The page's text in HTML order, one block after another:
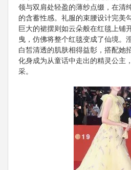
领与双肩处轻盈的薄纱点缀，在清
的含蓄性感。礼服的束腰设计完美
巨大的裙摆则如云朵般在红毯上铺
曳，仿佛将整个红毯变成了仙境。
白皙清透的肌肤相得益彰，搭配她
化身成为从童话中走出的精灵公主
采。